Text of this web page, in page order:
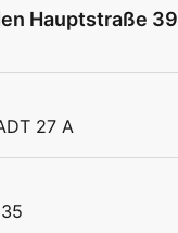
Hauptstraße 39
27 A